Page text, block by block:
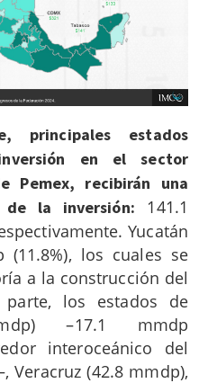
principales estados
en el sector
Pemex, recibirán una
la inversión: 141.1
Yucatán
(11.8%), los cuales se
a la construcción del
los estados de
–17.1 mmdp
interoceánico del
Veracruz (42.8 mmdp),